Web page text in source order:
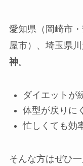
愛知県（岡崎市
屋市）、埼玉県
神。
ダイエットが
体型が戻りに
忙しくても効
そんな方はぜひ